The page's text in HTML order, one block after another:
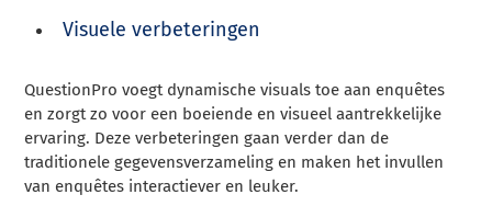
Visuele verbeteringen
QuestionPro voegt dynamische visuals toe aan enquêtes
en zorgt zo voor een boeiende en visueel aantrekkelijke
ervaring. Deze verbeteringen gaan verder dan de
traditionele gegevensverzameling en maken het invullen
van enquêtes interactiever en leuker.